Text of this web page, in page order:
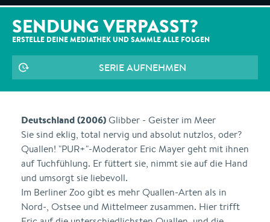
SENDUNG VERPASST?
ERSTELLE DEINE MEDIATHEK UND SAMMLE ALLE FOLGEN
SERIE AUFNEHMEN
Deutschland (2006)Glibber - Geister im Meer
Sie sind eklig, total nervig und absolut nutzlos, oder?
Quallen! "PUR+"-Moderator Eric Mayer geht mit ihnen
auf Tuchfühlung. Er füttert sie, nimmt sie auf die Hand
und umsorgt sie liebevoll.
Im Berliner Zoo gibt es mehr Quallen-Arten als in
Nord-, Ostsee und Mittelmeer zusammen. Hier trifft